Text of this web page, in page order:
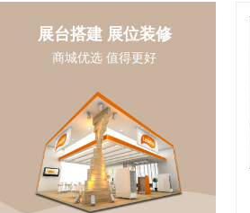
商城优选 值得更好
展台搭建 展位装修